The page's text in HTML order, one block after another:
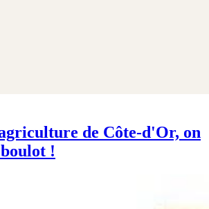
de Côte-d'Or, on
!